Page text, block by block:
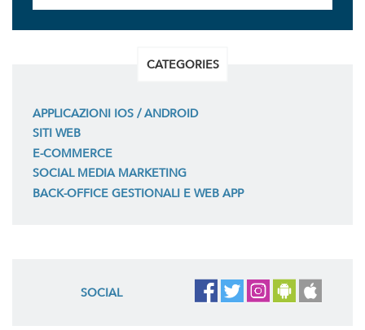
CATEGORIES
APPLICAZIONI IOS / ANDROID
SITI WEB
E-COMMERCE
SOCIAL MEDIA MARKETING
BACK-OFFICE GESTIONALI E WEB APP
SOCIAL